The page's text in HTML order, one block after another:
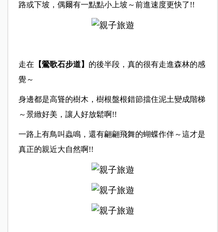
路或下坡，偶爾有一點點小上坡～前進速度更快了!!
走在 【鶯歌石步道】 的後半段，真的很有走進森林的感
覺～
身邊都是高聳的樹木，樹根盤根錯節擋住泥土變成階梯
～景緻好美，讓人好放鬆啊!!
一路上有鳥叫蟲鳴，還有翩翩飛舞的蝴蝶作伴～這才是
真正的親近大自然啊!!